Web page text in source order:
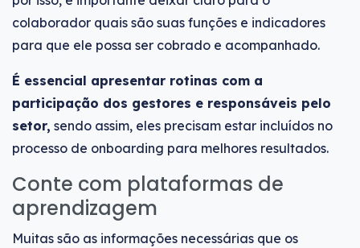
colaborador quais são suas funções e indicadores
para que ele possa ser cobrado e acompanhado.
É essencial apresentar rotinas com a
participação dos gestores e responsáveis pelo
setor, sendo assim, eles precisam estar incluídos no
processo de onboarding para melhores resultados.
Conte com plataformas de
aprendizagem
Muitas são as informações necessárias que os